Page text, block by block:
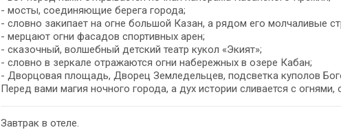
- мосты, соединяющие берега города;
- словно закипает на огне большой Казан, а рядом его молчаливые
- мерцают огни фасадов спортивных арен;
- сказочный, волшебный детский театр кукол «Экият»;
- словно в зеркале отражаются огни набережных в озере Кабан;
- Дворцовая площадь, Дворец Земледельцев, подсветка куполов
Перед вами магия ночного города, а дух истории сливается с
Завтрак в отеле.